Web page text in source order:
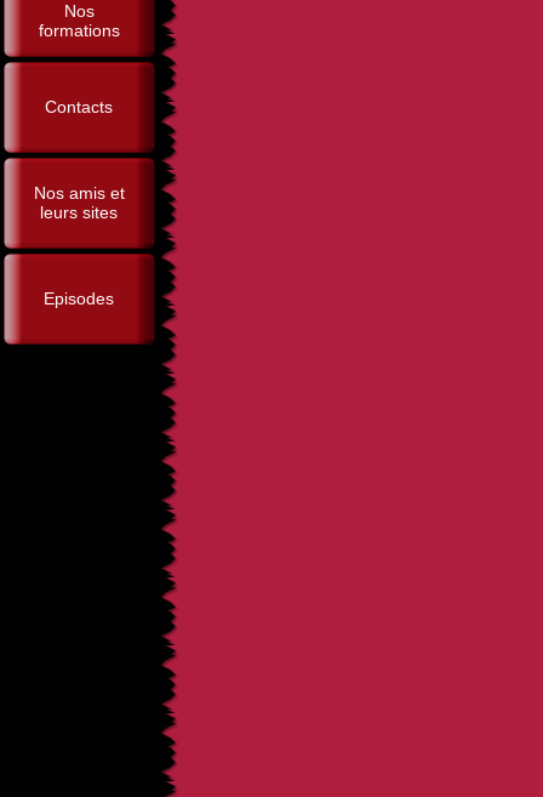
Nos
formations
Contacts
Nos amis et
leurs sites
Episodes